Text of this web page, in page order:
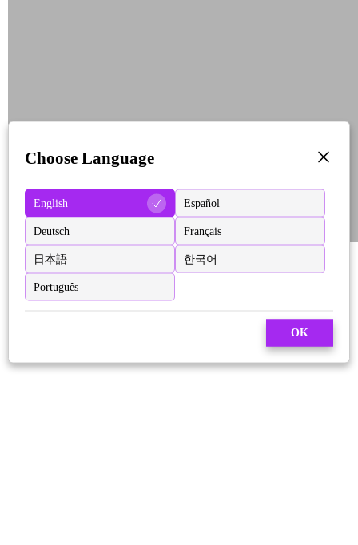
Choose Language
English Español
Deutsch Français
日本語 한국어
Português
OK